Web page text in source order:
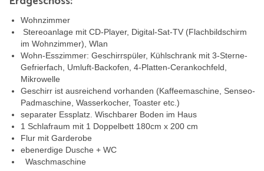
Wohnzimmer
Stereoanlage mit CD-Player, Digital-Sat-TV (Flachbildschirm
im Wohnzimmer), Wlan
Wohn-Esszimmer: Geschirrspüler, Kühlschrank mit 3-Sterne-
Gefrierfach, Umluft-Backofen, 4-Platten-Cerankochfeld,
Mikrowelle
Geschirr ist ausreichend vorhanden (Kaffeemaschine, Senseo-
Padmaschine, Wasserkocher, Toaster etc.)
separater Essplatz. Wischbarer Boden im Haus
1 Schlafraum mit 1 Doppelbett 180cm x 200 cm
Flur mit Garderobe
ebenerdige Dusche + WC
Waschmaschine